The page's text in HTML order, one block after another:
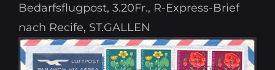
Bedarfsflugpost, 3.20Fr., R-Express-Brief
nach Recife, ST.GALLEN